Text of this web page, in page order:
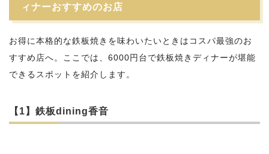
ィナーおすすめのお店
お得に本格的な鉄板焼きを味わいたいときはコスパ最強のお
すすめ店へ。ここでは、6000円台で鉄板焼きディナーが堪能
できるスポットを紹介します。
【1】鉄板dining香音